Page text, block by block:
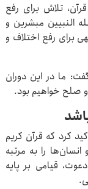
تلاش برای رفع
النبیین مبشرین و
برای رفع اختلاف و
ما در این دوران
صلح خواهیم بود.
کرد که قرآن کریم
را به مرتبه
قیامی بر پایه